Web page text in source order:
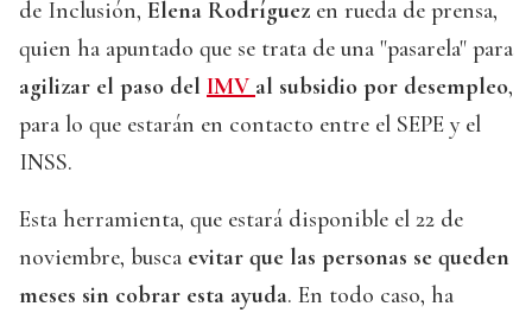
de Inclusión, Elena Rodríguez en rueda de prensa,
quien ha apuntado que se trata de una "pasarela" para
agilizar el paso del IMV al subsidio por desempleo,
para lo que estarán en contacto entre el SEPE y el
INSS.
Esta herramienta, que estará disponible el 22 de
noviembre, busca evitar que las personas se queden
meses sin cobrar esta ayuda. En todo caso, ha